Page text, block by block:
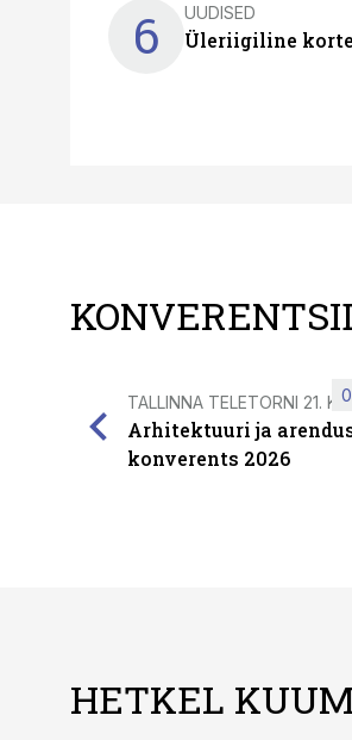
6 UUDISED
Üleriigiline
TALLINNA TELETORNI 21.
Arhitektuuri ja
konverents 2026
HETKEL KUUM